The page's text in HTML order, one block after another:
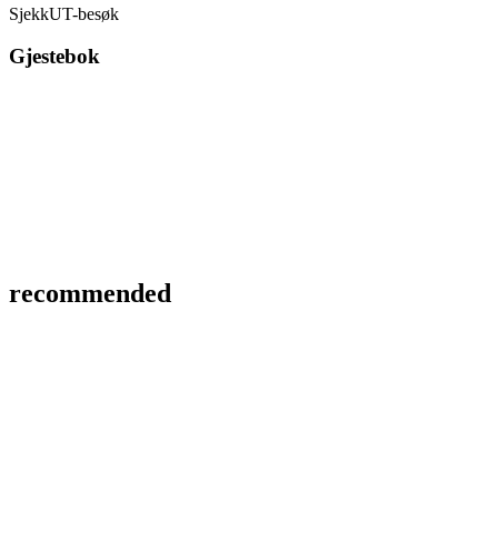
SjekkUT-besøk
Gjestebok
recommended